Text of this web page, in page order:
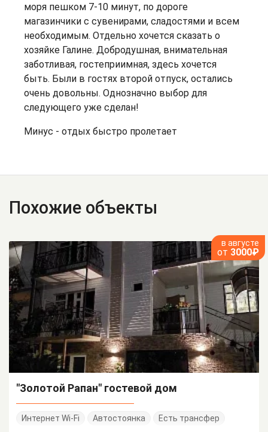
моря пешком 7-10 минут, по дороге
магазинчики с сувенирами, сладостями и всем
необходимым. Отдельно хочется сказать о
хозяйке Галине. Добродушная, внимательная
заботливая, гостеприимная, здесь хочется
быть. Были в гостях второй отпуск, остались
очень довольны. Однозначно выбор для
следующего уже сделан!
Минус - отдых быстро пролетает
Похожие объекты
в августе
от 3000₽
"Золотой Рапан" гостевой дом
Интернет Wi-Fi Автостоянка Есть трансфер